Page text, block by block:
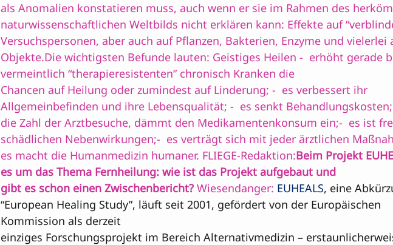
als Anomalien konstatieren muss, auch wenn er sie im Rahmen des
naturwissenschaftlichen Weltbilds nicht erklären kann: Effekte auf
Versuchspersonen, aber auch auf Pflanzen, Bakterien, Enzyme und vielerlei
Objekte.Die wichtigsten Befunde lauten: Geistiges Heilen -  erhöht gerade
vermeintlich “therapieresistenten” chronisch Kranken die
Chancen auf Heilung oder zumindest auf Linderung; -  es verbessert ihr
Allgemeinbefinden und ihre Lebensqualität; -  es senkt
die Zahl der Arztbesuche, dämmt den Medikamentenkonsum ein;-  es ist
schädlichen Nebenwirkungen;-  es verträgt sich mit jeder ärztlichen
es macht die Humanmedizin humaner. FLIEGE-Redaktion:Beim Projekt
es um das Thema Fernheilung: wie ist das Projekt aufgebaut und
gibt es schon einen Zwischenbericht? Wiesendanger: EUHEALS, eine
“European Healing Study”, läuft seit 2001, gefördert von der Europäischen
Kommission als derzeit
einziges Forschungsprojekt im Bereich Alternativmedizin –